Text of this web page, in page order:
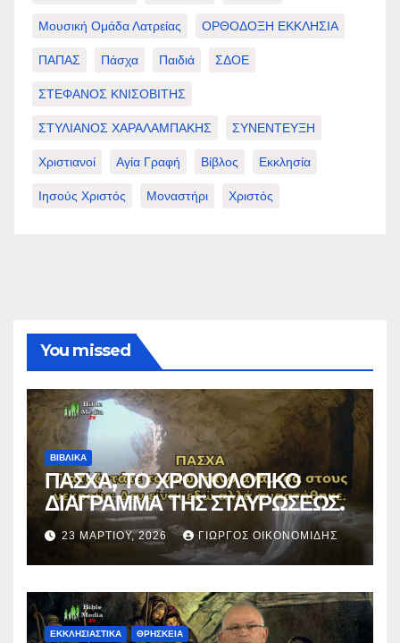
Μουσική Ομάδα Λατρείας ΟΡΘΟΔΟΞΗ ΕΚΚΛΗΣΙΑ
ΠΑΠΑΣ Πάσχα Παιδιά ΣΔΟΕ
ΣΤΕΦΑΝΟΣ ΚΝΙΣΟΒΙΤΗΣ
ΣΤΥΛΙΑΝΟΣ ΧΑΡΑΛΑΜΠΑΚΗΣ ΣΥΝΕΝΤΕΥΞΗ
Χριστιανοί Αγία Γραφή Βίβλος Εκκλησία
Ιησούς Χριστός Μοναστήρι Χριστός
You missed
ΒΙΒΛΙΚΑ
ΠΑΣΧΑ, ΤΟ ΧΡΟΝΟΛΟΓΙΚΟ
ΔΙΑΓΡΑΜΜΑ ΤΗΣ ΣΤΑΥΡΩΣΕΩΣ.
23 ΜΑΡΤΊΟΥ, 2026 ΓΙΏΡΓΟΣ ΟΙΚΟΝΟΜΊΔΗΣ
ΕΚΚΛΗΣΙΑΣΤΙΚΑ ΘΡΗΣΚΕΙΑ